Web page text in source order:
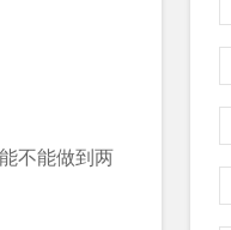
不能做到两